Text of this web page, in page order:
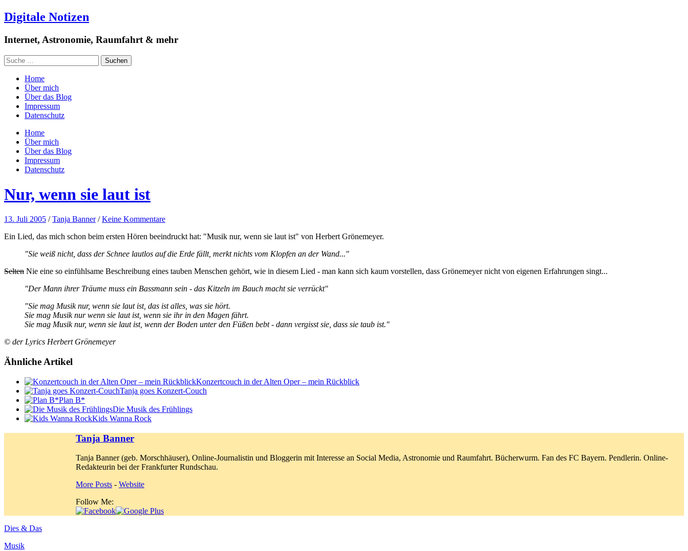
Digitale Notizen
Internet, Astronomie, Raumfahrt & mehr
Home
Über mich
Über das Blog
Impressum
Datenschutz
Home
Über mich
Über das Blog
Impressum
Datenschutz
Nur, wenn sie laut ist
13. Juli 2005 /Tanja Banner /Keine Kommentare
Ein Lied, das mich schon beim ersten Hören beeindruckt hat: "Musik nur, wenn sie laut ist" von Herbert Grönemeyer.
"Sie weiß nicht, dass der Schnee lautlos auf die Erde fällt, merkt nichts vom Klopfen an der Wand..."
Selten Nie eine so einfühlsame Beschreibung eines tauben Menschen gehört, wie in diesem Lied - man kann sich kaum vorstellen, dass Grönemeyer nicht von eigenen Erfahrungen singt...
"Der Mann ihrer Träume muss ein Bassmann sein - das Kitzeln im Bauch macht sie verrückt"
"Sie mag Musik nur, wenn sie laut ist, das ist alles, was sie hört.
Sie mag Musik nur wenn sie laut ist, wenn sie ihr in den Magen fährt.
Sie mag Musik nur, wenn sie laut ist, wenn der Boden unter den Füßen bebt - dann vergisst sie, dass sie taub ist."
© der Lyrics Herbert Grönemeyer
Ähnliche Artikel
Konzertcouch in der Alten Oper – mein Rückblick
Tanja goes Konzert-Couch
Plan B*
Die Musik des Frühlings
Kids Wanna Rock
Tanja Banner
Tanja Banner (geb. Morschhäuser), Online-Journalistin und Bloggerin mit Interesse an Social Media, Astronomie und Raumfahrt. Bücherwurm. Fan des FC Bayern. Pendlerin. Online-
Redakteurin bei der Frankfurter Rundschau.
More Posts - Website
Follow Me:
Dies & Das
Musik